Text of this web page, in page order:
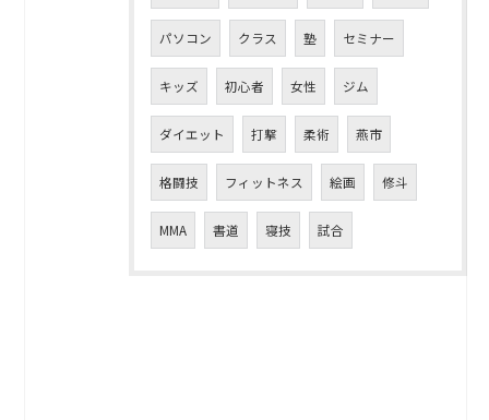
パソコン クラス 塾 セミナー
キッズ 初心者 女性 ジム
ダイエット 打撃 柔術 燕市
格闘技 フィットネス 絵画 修斗
MMA 書道 寝技 試合